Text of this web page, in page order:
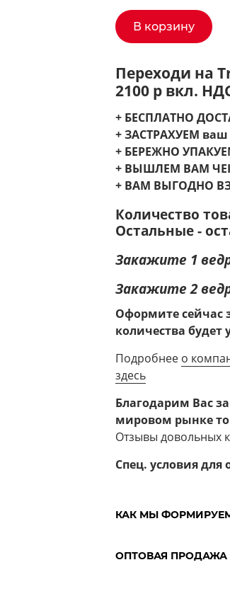
В корзину
Переходи на
2100 р вкл.
+ БЕСПЛАТНО
+ ЗАСТРАХУЕМ ваш
+ БЕРЕЖНО
+ ВЫШЛЕМ ВАМ
+ ВАМ ВЫГОДНО
Количество
Остальные -
Закажите 1
Закажите 2
Оформите сейчас
количества будет
Подробнее о
здесь
Благодарим Вас
мировом рынке
Отзывы довольных
Спец. условия для
КАК МЫ
ОПТОВАЯ ПРОДАЖА